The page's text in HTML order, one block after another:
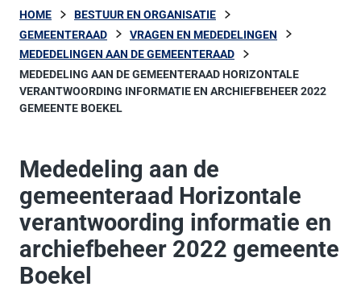
HOME
BESTUUR EN ORGANISATIE
GEMEENTERAAD
VRAGEN EN MEDEDELINGEN
MEDEDELINGEN AAN DE GEMEENTERAAD
MEDEDELING AAN DE GEMEENTERAAD HORIZONTALE
VERANTWOORDING INFORMATIE EN ARCHIEFBEHEER 2022
GEMEENTE BOEKEL
Mededeling aan de
gemeenteraad Horizontale
verantwoording informatie en
archiefbeheer 2022 gemeente
Boekel